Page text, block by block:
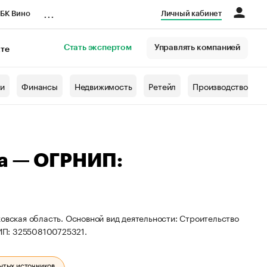
Вино Личный кабинет
Стать экспертом Управлять компанией
Финансы Недвижимость Ретейл Производство
— ОГРНИП:
область. Основной вид деятельности: Строительство
325508100725321.
источников.